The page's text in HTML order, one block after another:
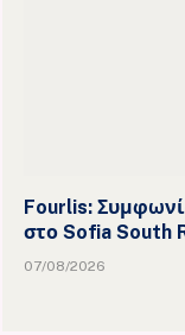
Fourlis:
στο Sofia South
07/08/2026